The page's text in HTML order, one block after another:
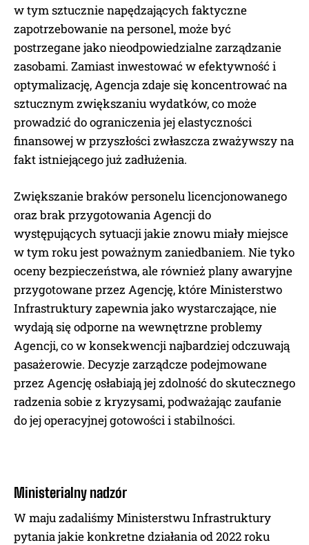
w tym sztucznie napędzających faktyczne
zapotrzebowanie na personel, może być
postrzegane jako nieodpowiedzialne zarządzanie
zasobami. Zamiast inwestować w efektywność i
optymalizację, Agencja zdaje się koncentrować na
sztucznym zwiększaniu wydatków, co może
prowadzić do ograniczenia jej elastyczności
finansowej w przyszłości zwłaszcza zważywszy na
fakt istniejącego już zadłużenia.
Zwiększanie braków personelu licencjonowanego
oraz brak przygotowania Agencji do
występujących sytuacji jakie znowu miały miejsce
w tym roku jest poważnym zaniedbaniem. Nie tyko
oceny bezpieczeństwa, ale również plany awaryjne
przygotowane przez Agencję, które Ministerstwo
Infrastruktury zapewnia jako wystarczające, nie
wydają się odporne na wewnętrzne problemy
Agencji, co w konsekwencji najbardziej odczuwają
pasażerowie. Decyzje zarządcze podejmowane
przez Agencję osłabiają jej zdolność do skutecznego
radzenia sobie z kryzysami, podważając zaufanie
do jej operacyjnej gotowości i stabilności.
Ministerialny nadzór
W maju zadaliśmy Ministerstwu Infrastruktury
pytania jakie konkretne działania od 2022 roku